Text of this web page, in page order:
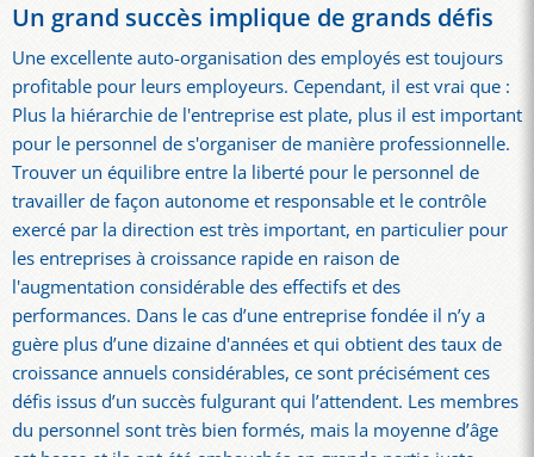
Un grand succès implique de grands défis
Une excellente auto-organisation des employés est toujours
profitable pour leurs employeurs. Cependant, il est vrai que :
Plus la hiérarchie de l'entreprise est plate, plus il est important
pour le personnel de s'organiser de manière professionnelle.
Trouver un équilibre entre la liberté pour le personnel de
travailler de façon autonome et responsable et le contrôle
exercé par la direction est très important, en particulier pour
les entreprises à croissance rapide en raison de
l'augmentation considérable des effectifs et des
performances. Dans le cas d’une entreprise fondée il n’y a
guère plus d’une dizaine d'années et qui obtient des taux de
croissance annuels considérables, ce sont précisément ces
défis issus d’un succès fulgurant qui l’attendent. Les membres
du personnel sont très bien formés, mais la moyenne d’âge